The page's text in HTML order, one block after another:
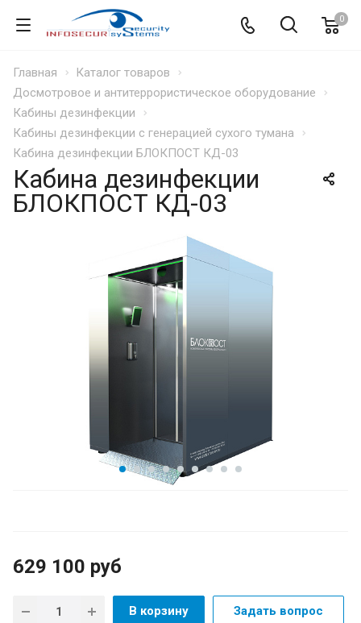
0
Главная
Каталог товаров
Досмотровое и антитеррористическое оборудование
Кабины дезинфекции
Кабины дезинфекции с генерацией сухого тумана
Кабина дезинфекции БЛОКПОСТ КД-03
Кабина дезинфекции
БЛОКПОСТ КД-03
629 100 руб
В корзину Задать вопрос